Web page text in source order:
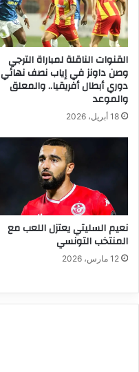
القنوات الناقلة لمباراة الترجي
وصن داونز في إياب نصف نهائي
دوري أبطال أفريقيا.. والمعلق
والموعد
18 أبريل، 2026
نعيم السليتي يعتزل اللعب مع
المنتخب التونسي
12 مارس، 2026